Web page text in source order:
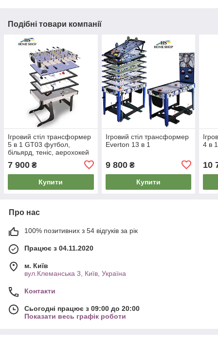
Подібні товари компанії
Ігровий стіл трансформер
5 в 1 GT03 футбол,
більярд, теніс, аерохокей
7 900 ₴
Купити
Ігровий стіл трансформер
Everton 13 в 1
9 800₴
Купити
4 в
10
Про нас
100% позитивних з 54 відгуків за рік
Працює з 04.11.2020
м. Київ
вул.Клеманська 3, Київ, Україна
Контакти
Сьогодні працює з 09:00 до 20:00
Показати весь графік роботи